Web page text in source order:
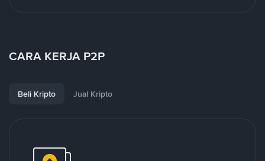
CARA KERJA P2P
Beli Kripto Jual Kripto